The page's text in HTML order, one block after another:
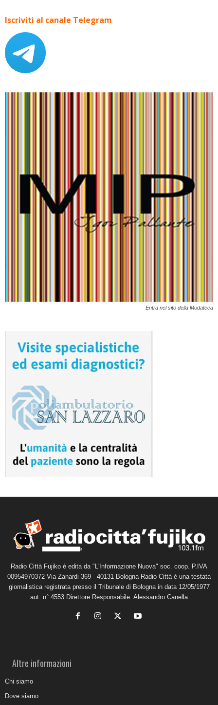
Iscriviti al canale Telegram
Entra nel sito della Modateca
Radio Città Fujiko è edita da "L'Informazione Nuova" soc. coop. P.IVA
00954970372 Via Zanardi 369 - 40131 Bologna Radio Città è una testata
giornalistica registrata presso il Tribunale di Bologna in data 12/05/1977
aut. n° 4553 Direttore Responsabile: Alessandro Canella
Altre informazioni
Chi siamo
Dove siamo